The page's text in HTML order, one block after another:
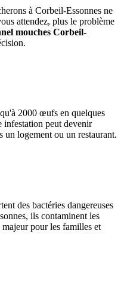
à Corbeil-Essonnes ne
attendez, plus le problème
mouches Corbeil-
2000 œufs en quelques
infestation peut devenir
un logement ou un restaurant.
des bactéries dangereuses
ils contaminent les
pour les familles et